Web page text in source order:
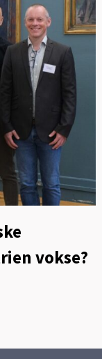
vokse?